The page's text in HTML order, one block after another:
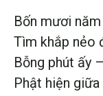
Bốn mươi
Tìm khắp nẻo
Bỗng phút ấy
Phật hiện